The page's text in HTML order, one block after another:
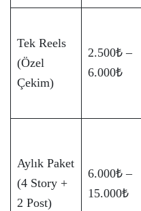
Tek Reels
(Özel
Çekim)
2.500₺ –
6.000₺
Aylık Paket
(4 Story +
2 Post)
6.000₺ –
15.000₺